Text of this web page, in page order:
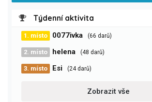
Týdenní aktivita
1. místo 0077ivka (66 darů)
2. místo helena (48 darů)
3. místo Esi (24 darů)
Zobrazit vše